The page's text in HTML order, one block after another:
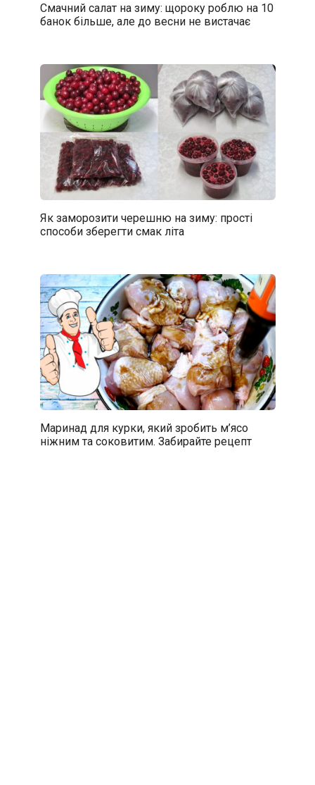
Смачний салат на зиму: щороку роблю на 10
банок більше, але до весни не вистачає
Як заморозити черешню на зиму: прості
способи зберегти смак літа
Маринад для курки, який зробить м’ясо
ніжним та соковитим. Забирайте рецепт